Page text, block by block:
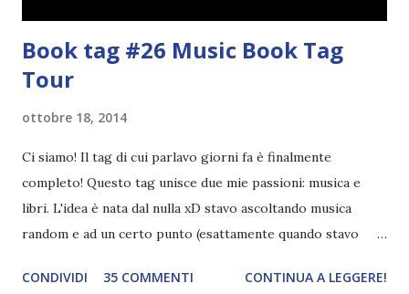
Book tag #26 Music Book Tag
Tour
ottobre 18, 2014
Ci siamo! Il tag di cui parlavo giorni fa è finalmente
completo! Questo tag unisce due mie passioni: musica e
libri. L'idea è nata dal nulla xD stavo ascoltando musica
random e ad un certo punto (esattamente quando stavo
quest'idea. Lo scopo del tag è di associare ad ogni canzone
CONDIVIDI 35 COMMENTI CONTINUA A LEGGERE!